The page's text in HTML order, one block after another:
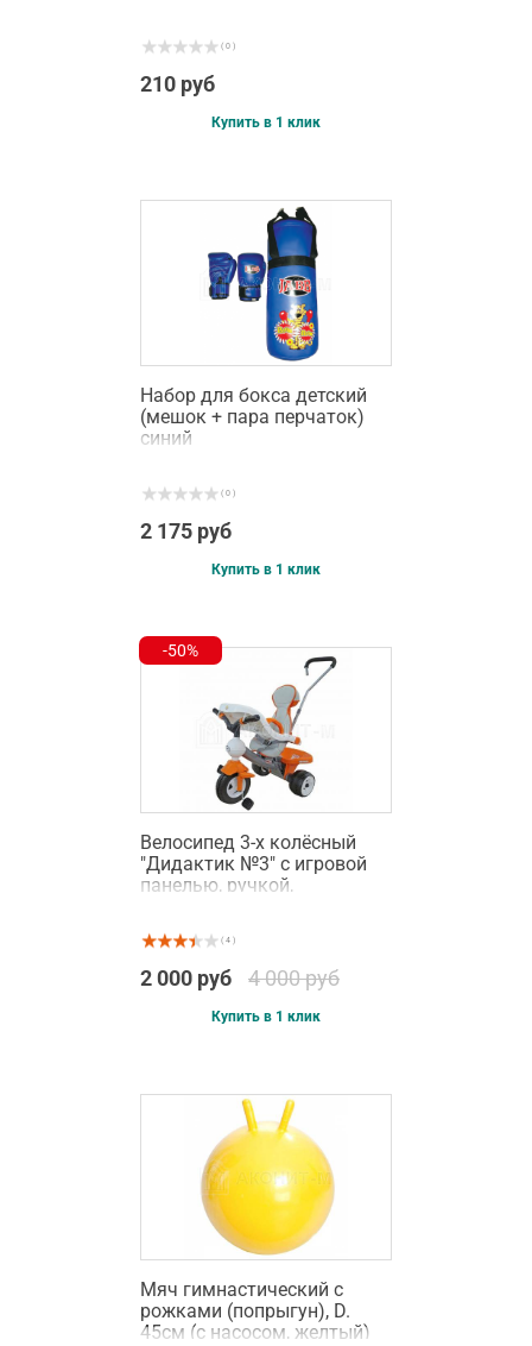
( 0 )
210 руб
Купить в 1 клик
Набор для бокса детский
(мешок + пара перчаток)
синий
( 0 )
2 175 руб
Купить в 1 клик
-50%
Велосипед 3-х колёсный
"Дидактик №3" с игровой
панелью, ручкой,
( 4 )
2 000 руб 4 000 руб
Купить в 1 клик
Мяч гимнастический с
рожками (попрыгун), D.
45см (с насосом, желтый)